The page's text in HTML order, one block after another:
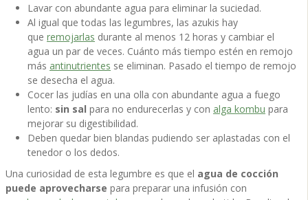
Lavar con abundante agua para eliminar la suciedad.
Al igual que todas las legumbres, las azukis hay
que remojarlas durante al menos 12 horas y cambiar el
agua un par de veces. Cuánto más tiempo estén en remojo
más antinutrientes se eliminan. Pasado el tiempo de remojo
se desecha el agua.
Cocer las judías en una olla con abundante agua a fuego
lento: sin sal para no endurecerlas y con alga kombu para
mejorar su digestibilidad.
Deben quedar bien blandas pudiendo ser aplastadas con el
tenedor o los dedos.
Una curiosidad de esta legumbre es que el agua de cocción
puede aprovecharse para preparar una infusión con